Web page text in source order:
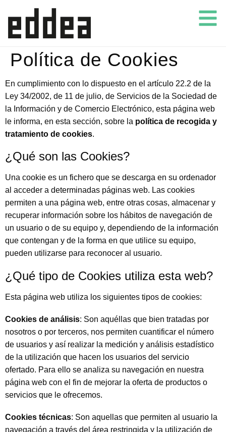
Política de Cookies
En cumplimiento con lo dispuesto en el artículo 22.2 de la
Ley 34/2002, de 11 de julio, de Servicios de la Sociedad de
la Información y de Comercio Electrónico, esta página web
le informa, en esta sección, sobre la política de recogida y
tratamiento de cookies.
¿Qué son las Cookies?
Una cookie es un fichero que se descarga en su ordenador
al acceder a determinadas páginas web. Las cookies
permiten a una página web, entre otras cosas, almacenar y
recuperar información sobre los hábitos de navegación de
un usuario o de su equipo y, dependiendo de la información
que contengan y de la forma en que utilice su equipo,
pueden utilizarse para reconocer al usuario.
¿Qué tipo de Cookies utiliza esta web?
Esta página web utiliza los siguientes tipos de cookies:
Cookies de análisis: Son aquéllas que bien tratadas por
nosotros o por terceros, nos permiten cuantificar el número
de usuarios y así realizar la medición y análisis estadístico
de la utilización que hacen los usuarios del servicio
ofertado. Para ello se analiza su navegación en nuestra
página web con el fin de mejorar la oferta de productos o
servicios que le ofrecemos.
Cookies técnicas: Son aquellas que permiten al usuario la
navegación a través del área restringida y la utilización de